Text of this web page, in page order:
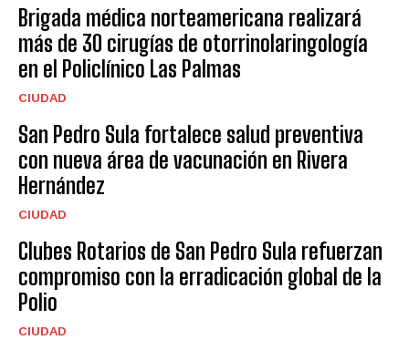
Brigada médica norteamericana realizará
más de 30 cirugías de otorrinolaringología
en el Policlínico Las Palmas
CIUDAD
San Pedro Sula fortalece salud preventiva
con nueva área de vacunación en Rivera
Hernández
CIUDAD
Clubes Rotarios de San Pedro Sula refuerzan
compromiso con la erradicación global de la
Polio
CIUDAD